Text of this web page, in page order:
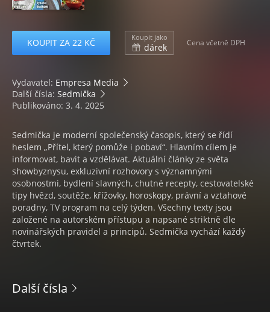
KOUPIT ZA 22 KČ Koupit jako
dárek Cena včetně DPH
Vydavatel: Empresa Media
Další čísla: Sedmička
Publikováno: 3. 4. 2025
Sedmička je moderní společenský časopis, který se řídí
heslem „Přítel, který pomůže i pobaví“. Hlavním cílem je
informovat, bavit a vzdělávat. Aktuální články ze světa
showbyznysu, exkluzivní rozhovory s významnými
osobnostmi, bydlení slavných, chutné recepty, cestovatelské
tipy hvězd, soutěže, křížovky, horoskopy, právní a vztahové
poradny, TV program na celý týden. Všechny texty jsou
založené na autorském přístupu a napsané striktně dle
novinářských pravidel a principů. Sedmička vychází každý
čtvrtek.
Další čísla